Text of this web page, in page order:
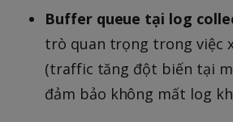
Buffer queue tại log
trò quan trọng trong việc
(traffic tăng đột biến tại
đảm bảo không mất log